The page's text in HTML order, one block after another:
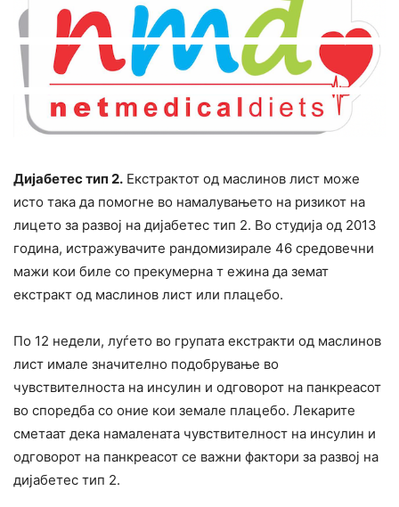
Дијабетес тип 2. Екстрактот од маслинов лист може
исто така да помогне во намалувањето на pизикот на
лицето за развој на дијабетес тип 2. Во студија од 2013
година, истpажyвачите рандомизирале 46 средовечни
мажи кои биле со прекумерна т ежина да земат
екcтpакт од маслинов лист или плацебо.
По 12 недели, луѓето во групата екстракти од маслинов
лист имале значително подобрување во
чyвcтвителноcта на инcyлин и одговорот на панкреасот
во споредба со оние кои земале плацебо. Лекарите
сметаат дека намалената чувствителност на инcyлин и
одговорот на панкреасот се важни фактори за развој на
дијабетес тип 2.